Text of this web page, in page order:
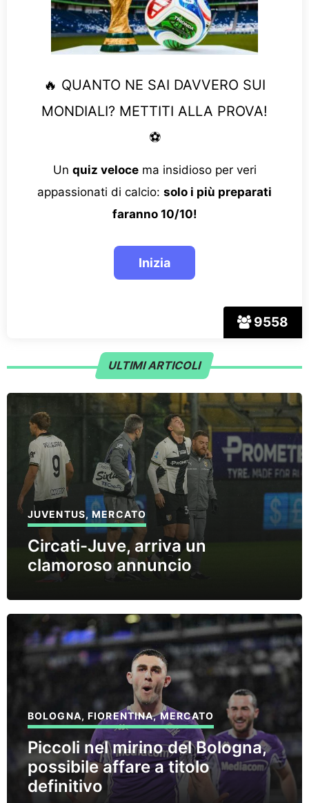
9558
🔥 QUANTO NE SAI DAVVERO SUI
MONDIALI? METTITI ALLA PROVA!
⚽
Un quiz velocema insidioso per veri
appassionati di calcio: solo i più preparati
faranno 10/10!
ULTIMI ARTICOLI
JUVENTUS,MERCATO
Circati-Juve, arriva un
clamoroso annuncio
BOLOGNA,FIORENTINA,MERCATO
Piccoli nel mirino del Bologna,
possibile affare a titolo
definitivo